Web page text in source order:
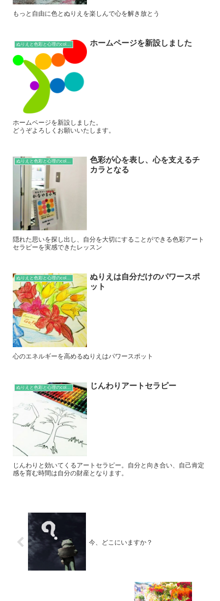
もっと自由に色とぬりえを楽しんで心を解き放とう
ぬりえと色彩と心理のcolumn ホームページを新設しました
ホームページを新設しました。
どうぞよろしくお願いいたします。
ぬりえと色彩と心理のcolumn
色彩が心を表し、心を支えるチ
カラとなる
隠れた思いを探し出し、自分を大切にすることができる色彩アート
セラピーを実感できたレッスン
ぬりえと色彩と心理のcolumn
ぬりえは自分だけのパワースポ
ット
心のエネルギーを高めるぬりえはパワースポット
じんわりアートセラピー
じんわりと効いてくるアートセラピー。自分と向き合い、自己肯定
感を育む時間は自分の財産となります。
今、どこにいますか？